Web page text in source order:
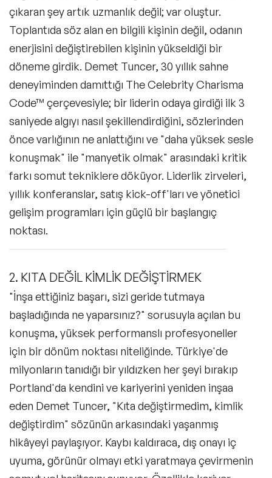
çıkaran şey artık uzmanlık değil; var oluştur.
Toplantıda söz alan en bilgili kişinin değil, odanın
enerjisini değiştirebilen kişinin yükseldiği bir
döneme girdik. Demet Tuncer, 30 yıllık sahne
deneyiminden damıttığı The Celebrity Charisma
Code™ çerçevesiyle; bir liderin odaya girdiği ilk 3
saniyede algıyı nasıl şekillendirdiğini, sözlerinden
önce varlığının ne anlattığını ve "daha yüksek sesle
konuşmak" ile "manyetik olmak" arasındaki kritik
farkı somut tekniklere döküyor. Liderlik zirveleri,
yıllık konferanslar, satış kick-off'ları ve yönetici
gelişim programları için güçlü bir başlangıç
noktası.
2. KITA DEĞİL KİMLİK DEĞİŞTİRMEK
"İnşa ettiğiniz başarı, sizi geride tutmaya
başladığında ne yaparsınız?" sorusuyla açılan bu
konuşma, yüksek performanslı profesyoneller
için bir dönüm noktası niteliğinde. Türkiye'de
milyonların tanıdığı bir yıldızken her şeyi bırakıp
Portland'da kendini ve kariyerini yeniden inşaa
eden Demet Tuncer, "Kıta değiştirmedim, kimlik
değiştirdim" sözünün arkasındaki yaşanmış
hikâyeyi paylaşıyor. Kaybı kaldıraca, dış onayı iç
uyuma, görünür olmayı etki yaratmaya çevirmenin